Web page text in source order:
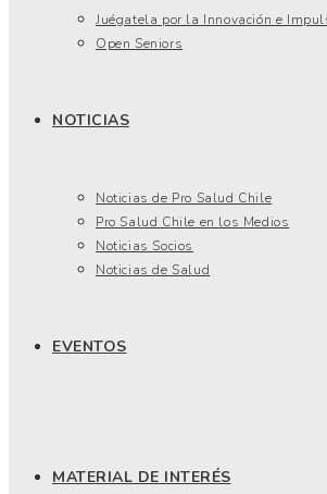
Juégatela por la Innovación e
Open Seniors
NOTICIAS
Noticias de Pro Salud Chile
Pro Salud Chile en los Medios
Noticias Socios
Noticias de Salud
EVENTOS
MATERIAL DE INTERÉS